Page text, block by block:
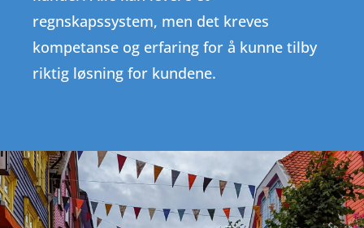
regnskapssystem, men det kreves
kompetanse og erfaring for å kunne tilby
riktig løsning for kundene.